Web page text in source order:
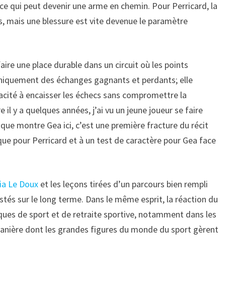
qui peut devenir une arme en chemin. Pour Perricard, la
une blessure est vite devenue le paramètre
une place durable dans un circuit où les points
des échanges gagnants et perdants; elle
à encaisser les échecs sans compromettre la
y a quelques années, j’ai vu un jeune joueur se faire
montre Gea ici, c’est une première fracture du récit
pour Perricard et à un test de caractère pour Gea face
Le Doux et les leçons tirées d’un parcours bien rempli
sur le long terme. Dans le même esprit, la réaction du
de sport et de retraite sportive, notamment dans les
dont les grandes figures du monde du sport gèrent